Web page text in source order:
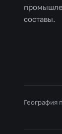
составы.
География